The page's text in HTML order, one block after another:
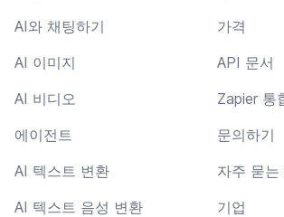
AI와 채팅하기
AI 이미지
AI 비디오
에이전트
AI 텍스트 변환
AI 텍스트 음성 변환
가격
API 문서
Zapier 통
문의하기
자주 묻는
기업